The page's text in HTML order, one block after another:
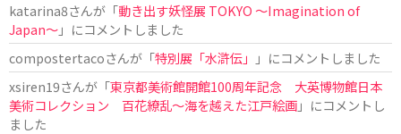
katarina8さんが「動き出す妖怪展 TOKYO 〜Imagination of
Japan〜」にコメントしました
compostertacoさんが「特別展「水滸伝」
」にコメントしました
xsiren19さんが「東京都美術館開館100周年記念 大英博物館日本
美術コレクション 百花繚乱～海を越えた江戸絵画」にコメントし
ました